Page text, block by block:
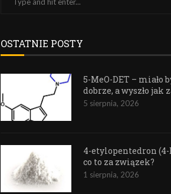
OSTATNIE POSTY
5-MeO-DET – miało
dobrze, a wyszło jak
5 sierpnia, 2026
4-etylopentedron (4-
co to za związek?
1 sierpnia, 2026